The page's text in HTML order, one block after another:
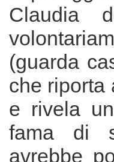
Claudia
(guarda
che riporta
e rivela
fama di
avrebbe